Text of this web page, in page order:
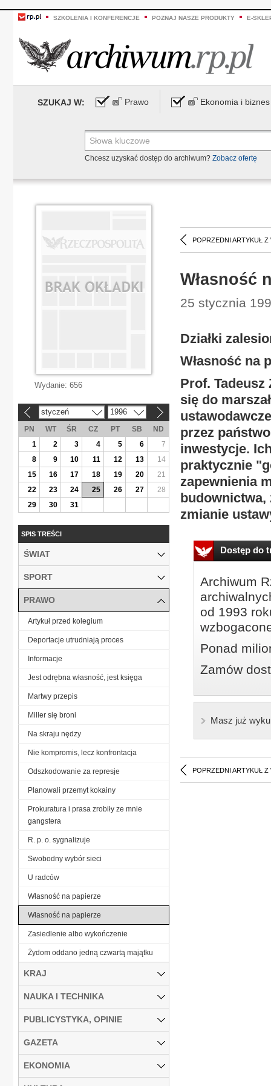
SZKOLENIA I KONFERENCJE POZNAJ NASZE PRODUKTY E-
SZUKAJ W: Prawo Ekonomia i biznes
Chcesz uzyskać dostęp do archiwum? Zobacz ofertę
POPRZEDNI ARTYKUŁ Z
Własność
25 stycznia
Działki
Własność na
Prof.
się do
przez
inwestycje.
praktycznie
zapewnienia
budownictwa,
zmianie
Dostęp do
Archiwum
od 1993
Ponad
Zamów
Masz już
POPRZEDNI ARTYKUŁ Z
Wydanie: 656
styczeń 1996
PN WT ŚR CZ PT SB
ND
1
2 3 4 5 6
7
8
9 10 11 12 13
14
15
16 17 18 19 20
21
22
23 24 25 26 27
28
29
30 31
SPIS TREŚCI
ŚWIAT
SPORT
PRAWO
Artykuł przed kolegium
Deportacje utrudniają proces
Informacje
Jest odrębna własność, jest księga
Martwy przepis
Miller się broni
Na skraju nędzy
Nie kompromis, lecz konfrontacja
Odszkodowanie za represje
Planowali przemyt kokainy
Prokuratura i prasa zrobiły ze mnie
gangstera
R. p. o. sygnalizuje
Swobodny wybór sieci
U radców
Własność na papierze
Własność na papierze
Zasiedlenie albo wykończenie
Żydom oddano jedną czwartą majątku
KRAJ
NAUKA I TECHNIKA
PUBLICYSTYKA, OPINIE
GAZETA
EKONOMIA